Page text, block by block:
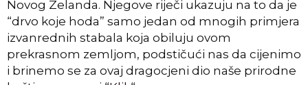
Novog Zelanda. Njegove riječi ukazuju na to da je
“drvo koje hoda” samo jedan od mnogih primjera
izvanrednih stabala koja obiluju ovom
prekrasnom zemljom, podstičući nas da cijenimo
i brinemo se za ovaj dragocjeni dio naše prirodne